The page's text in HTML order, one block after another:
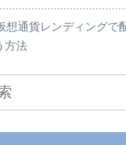
想通貨レンディングで
方法